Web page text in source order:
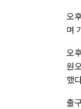
오
며
오
원
했
출